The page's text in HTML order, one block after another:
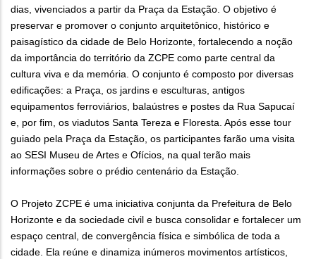
dias, vivenciados a partir da Praça da Estação. O objetivo é
preservar e promover o conjunto arquitetônico, histórico e
paisagístico da cidade de Belo Horizonte, fortalecendo a noção
da importância do território da ZCPE como parte central da
cultura viva e da memória. O conjunto é composto por diversas
edificações: a Praça, os jardins e esculturas, antigos
equipamentos ferroviários, balaústres e postes da Rua Sapucaí
e, por fim, os viadutos Santa Tereza e Floresta. Após esse tour
guiado pela Praça da Estação, os participantes farão uma visita
ao SESI Museu de Artes e Ofícios, na qual terão mais
informações sobre o prédio centenário da Estação.
O Projeto ZCPE é uma iniciativa conjunta da Prefeitura de Belo
Horizonte e da sociedade civil e busca consolidar e fortalecer um
espaço central, de convergência física e simbólica de toda a
cidade. Ela reúne e dinamiza inúmeros movimentos artísticos,